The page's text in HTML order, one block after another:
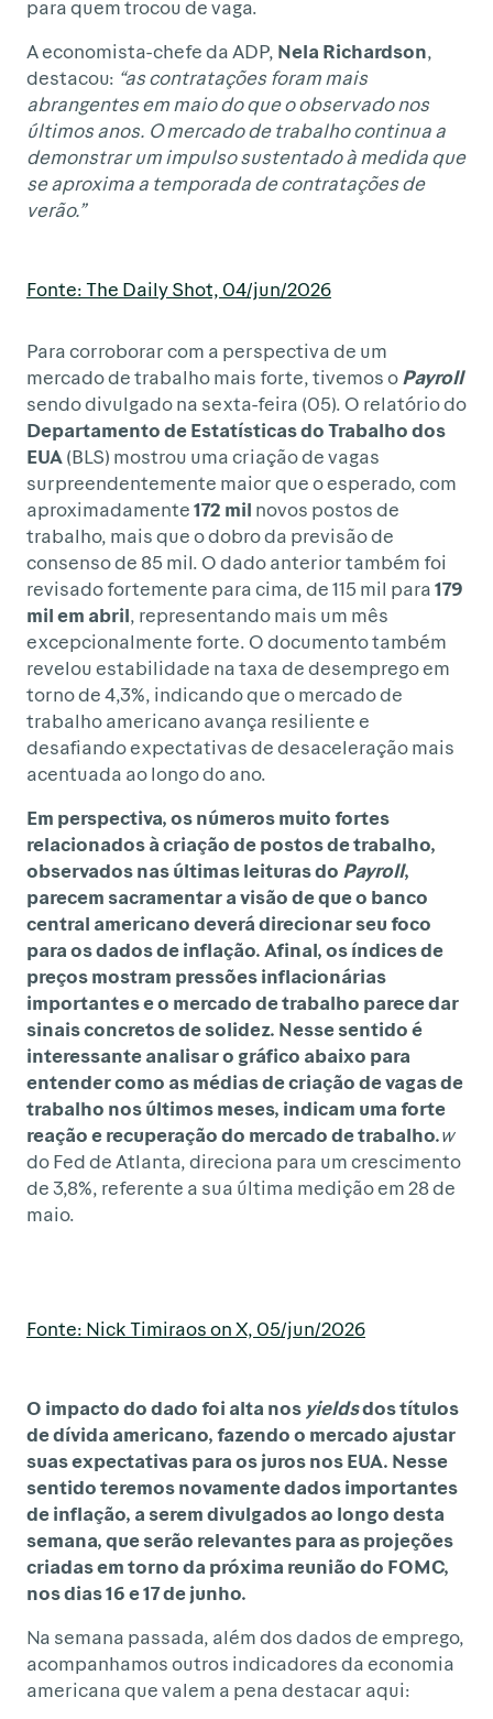
para quem trocou de vaga.
A economista-chefe da ADP, Nela Richardson,
destacou: “as contratações foram mais
abrangentes em maio do que o observado nos
últimos anos. O mercado de trabalho continua a
demonstrar um impulso sustentado à medida que
se aproxima a temporada de contratações de
verão.”
Fonte: The Daily Shot, 04/jun/2026
Para corroborar com a perspectiva de um
mercado de trabalho mais forte, tivemos o Payroll
sendo divulgado na sexta-feira (05). O relatório do
Departamento de Estatísticas do Trabalho dos
EUA (BLS) mostrou uma criação de vagas
surpreendentemente maior que o esperado, com
aproximadamente172 mil novos postos de
trabalho, mais que o dobro da previsão de
consenso de 85 mil. O dado anterior também foi
revisado fortemente para cima, de 115 mil para179
mil em abril, representando mais um mês
excepcionalmente forte. O documento também
revelou estabilidade na taxa de desemprego em
torno de 4,3%, indicando que o mercado de
trabalho americano avança resiliente e
desafiando expectativas de desaceleração mais
acentuada ao longo do ano.
Em perspectiva, os números muito fortes
relacionados à criação de postos de trabalho,
observados nas últimas leituras do Payroll,
parecem sacramentar a visão de que o banco
central americano deverá direcionar seu foco
para os dados de inflação. Afinal, os índices de
preços mostram pressões inflacionárias
importantes e o mercado de trabalho parece dar
sinais concretos de solidez. Nesse sentido é
interessante analisar o gráfico abaixo para
entender como as médias de criação de vagas de
trabalho nos últimos meses, indicam uma forte
reação e recuperação do mercado de trabalho.w
do Fed de Atlanta, direciona para um crescimento
de 3,8%, referente a sua última medição em 28 de
maio.
Fonte: Nick Timiraos on X, 05/jun/2026
O impacto do dado foi alta nos yieldsdos títulos
de dívida americano, fazendo o mercado ajustar
suas expectativas para os juros nos EUA. Nesse
sentido teremos novamente dados importantes
de inflação, a serem divulgados ao longo desta
semana, que serão relevantes para as projeções
criadas em torno da próxima reunião do FOMC,
nos dias 16 e 17 de junho.
Na semana passada, além dos dados de emprego,
acompanhamos outros indicadores da economia
americana que valem a pena destacar aqui: